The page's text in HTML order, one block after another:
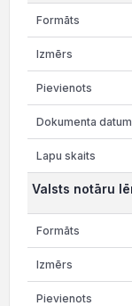
Valsts notāru